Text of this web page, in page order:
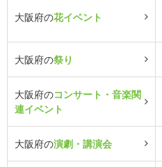
大阪府の花イベント
大阪府の祭り
大阪府のコンサート・音楽関
連イベント
大阪府の演劇・講演会